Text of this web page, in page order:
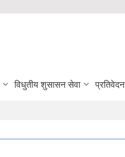
विधुतीय शुसासन सेवा प्रतिवेदन